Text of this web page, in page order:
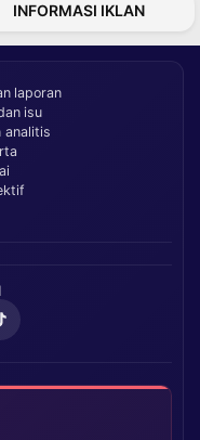
INFORMASI IKLAN
laporan
isu
analitis